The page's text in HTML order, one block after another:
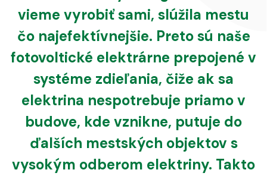
vieme vyrobiť sami, slúžila mestu
čo najefektívnejšie. Preto sú naše
fotovoltické elektrárne prepojené v
systéme zdieľania, čiže ak sa
elektrina nespotrebuje priamo v
budove, kde vznikne, putuje do
ďalších mestských objektov s
vysokým odberom elektriny. Takto